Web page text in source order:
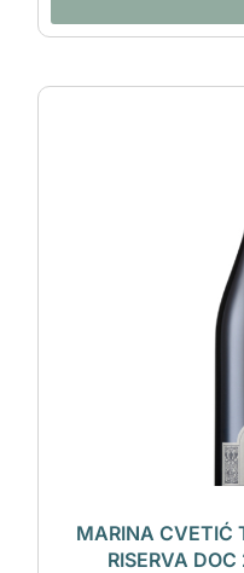
MARINA CVETIĆ
RISERVA